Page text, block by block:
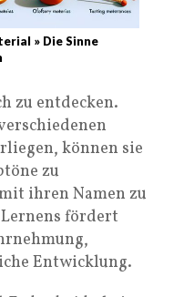
» Die Sinne
zu entdecken.
können sie
zu
ihren Namen zu
fördert
Entwicklung.